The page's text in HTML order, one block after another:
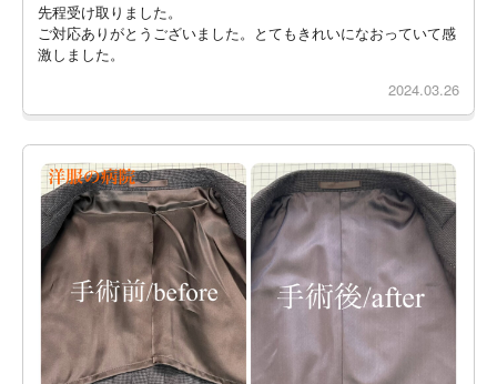
先程受け取りました。
ご対応ありがとうございました。とてもきれいになおっていて感
激しました。
2024.03.26